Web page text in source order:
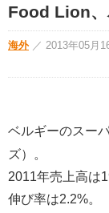
Food Lion、
海外 ／ 2013年05月
ベルギーのスー
ズ）。
2011年売上高は
伸び率は2.2%。